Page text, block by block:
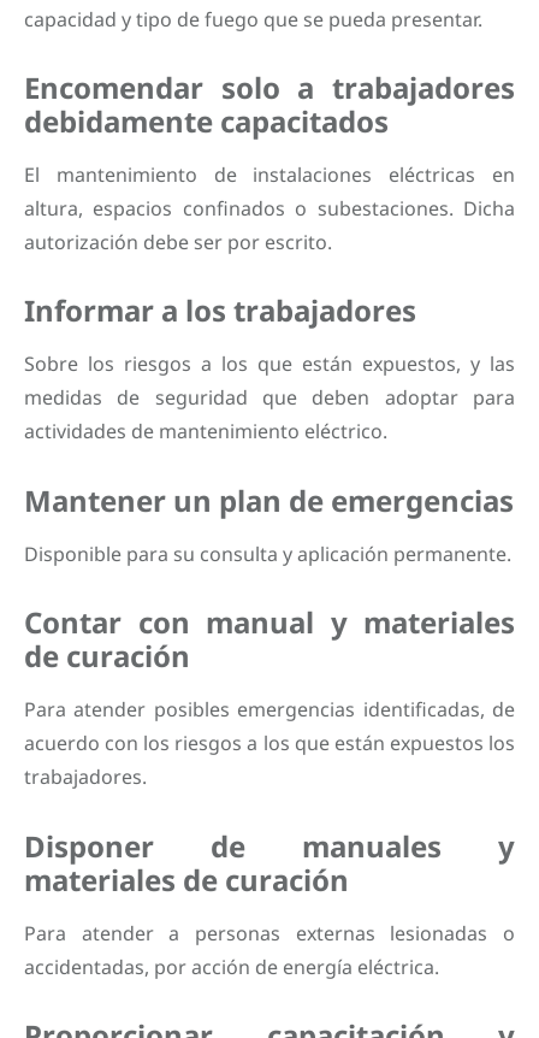
capacidad y tipo de fuego que se pueda presentar.
Encomendar solo a trabajadores
debidamente capacitados
El mantenimiento de instalaciones eléctricas en
altura, espacios confinados o subestaciones. Dicha
autorización debe ser por escrito.
Informar a los trabajadores
Sobre los riesgos a los que están expuestos, y las
medidas de seguridad que deben adoptar para
actividades de mantenimiento eléctrico.
Mantener un plan de emergencias
Disponible para su consulta y aplicación permanente.
Contar con manual y materiales
de curación
Para atender posibles emergencias identificadas, de
acuerdo con los riesgos a los que están expuestos los
trabajadores.
Disponer de manuales y
materiales de curación
Para atender a personas externas lesionadas o
accidentadas, por acción de energía eléctrica.